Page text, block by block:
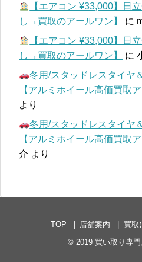
【エアコン ¥33,000】日
し→買取のアールワン】
に
【エアコン ¥33,000】日
し→買取のアールワン】
に
冬用/スタッドレスタイヤ
【アルミホイール高価買取
より
冬用/スタッドレスタイヤ
【アルミホイール高価買取
介 より
TOP 店舗案内 買取
© 2019 買い取り専